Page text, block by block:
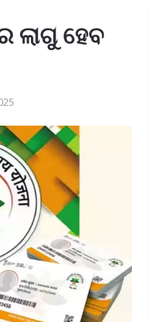
ଲାଗୁ ହେବ